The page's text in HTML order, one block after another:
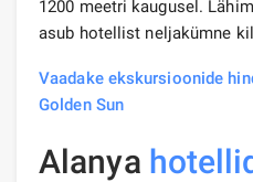
1200 meetri kaugusel.
asub hotellist neljakümne
Vaadake ekskursioonide
Golden Sun
Alanya